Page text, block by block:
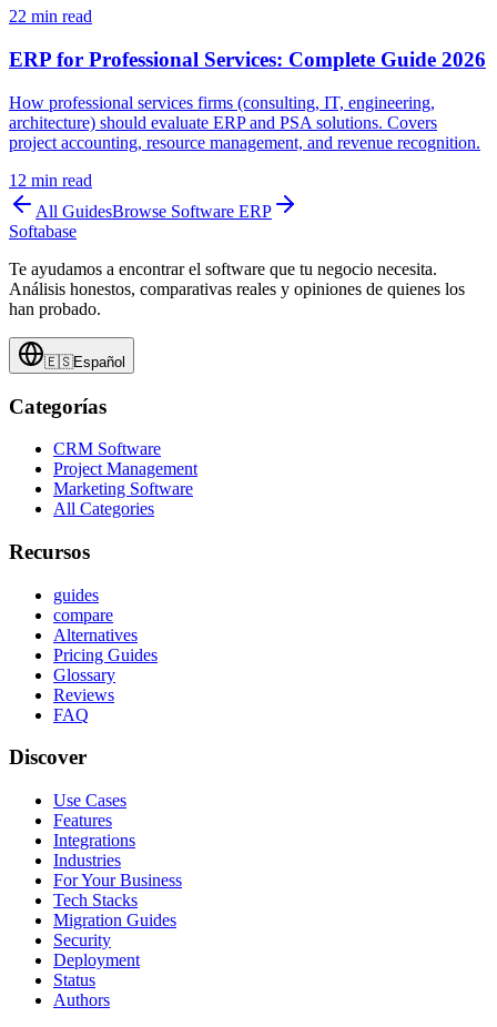
22 min read
ERP for Professional Services: Complete Guide 2026
How professional services firms (consulting, IT, engineering,
architecture) should evaluate ERP and PSA solutions. Covers
project accounting, resource management, and revenue recognition.
12 min read
All GuidesBrowse Software ERP
Softabase
Te ayudamos a encontrar el software que tu negocio necesita.
Análisis honestos, comparativas reales y opiniones de quienes los
han probado.
🇪🇸Español
Categorías
CRM Software
Project Management
Marketing Software
All Categories
Recursos
guides
compare
Alternatives
Pricing Guides
Glossary
Reviews
FAQ
Discover
Use Cases
Features
Integrations
Industries
For Your Business
Tech Stacks
Migration Guides
Security
Deployment
Status
Authors